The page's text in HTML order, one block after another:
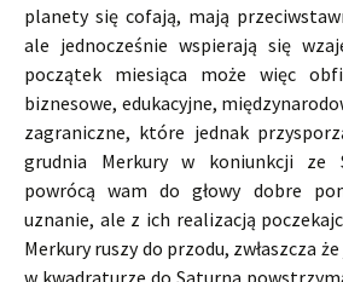
planety się cofają, mają
ale jednocześnie wspierają się
początek miesiąca może więc
biznesowe, edukacyjne,
zagraniczne, które jednak
grudnia Merkury w koniunkcji ze
powrócą wam do głowy dobre
uznanie, ale z ich realizacją
Merkury ruszy do przodu, zwłaszcza
w kwadraturze do Saturna